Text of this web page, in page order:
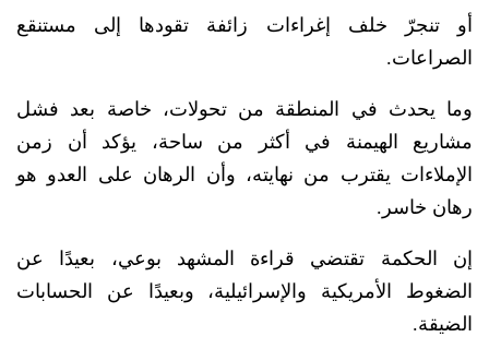
أو تنجرّ خلف إغراءات زائفة تقودها إلى مستنقع
الصراعات.
وما يحدث في المنطقة من تحولات، خاصة بعد فشل
مشاريع الهيمنة في أكثر من ساحة، يؤكد أن زمن
الإملاءات يقترب من نهايته، وأن الرهان على العدو هو
رهان خاسر.
إن الحكمة تقتضي قراءة المشهد بوعي، بعيدًا عن
الضغوط الأمريكية والإسرائيلية، وبعيدًا عن الحسابات
الضيقة.